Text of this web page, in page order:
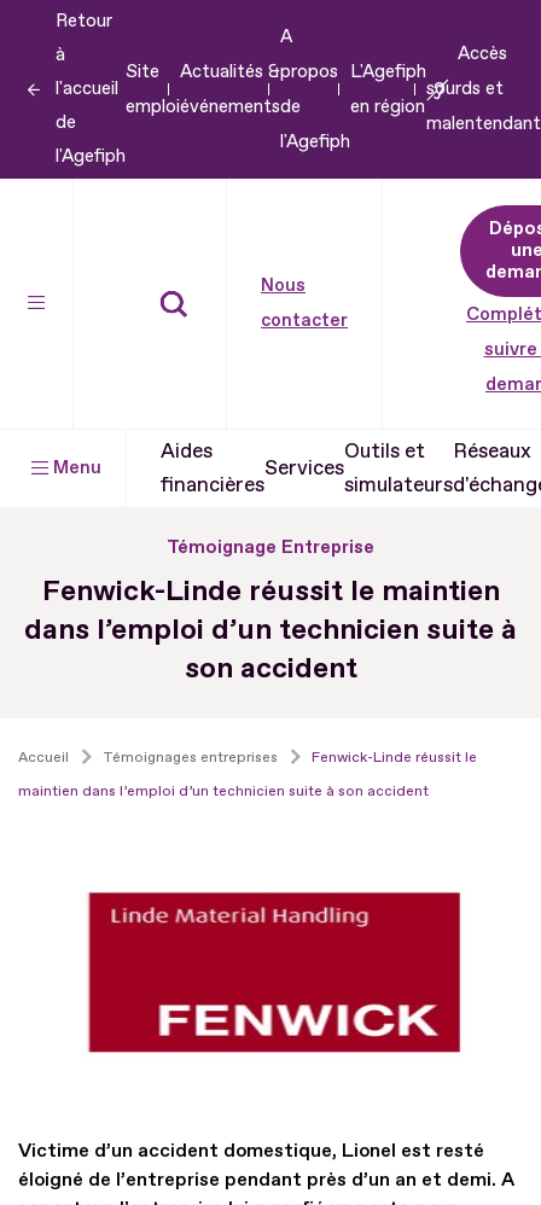
contenu
Retour
à
l'accueil
de
l'Agefiph
Site
emploi
Actualités &
événements
A
propos
de
l'Agefiph
L'Agefiph
en région
Accès
sourds et
Nous
contacter
suivre
Menu
Aides
financières
Services
Outils et
simulateurs
Réseaux
Témoignage Entreprise
Fenwick-Linde réussit le maintien
dans l’emploi d’un technicien suite à
son accident
Accueil Témoignages entreprises
Fenwick-Linde réussit le
maintien dans l’emploi d’un technicien suite à son accident
Victime d’un accident domestique, Lionel est resté
éloigné de l’entreprise pendant près d’un an et demi. A